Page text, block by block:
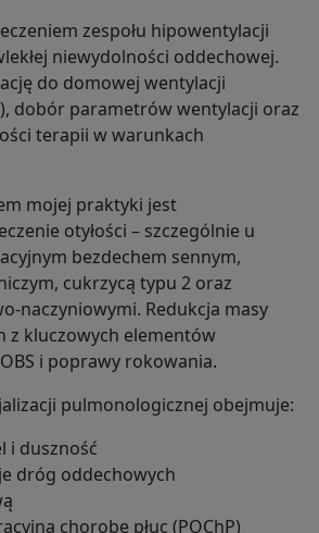
zespołu hipowentylacji
niewydolności oddechowej.
do domowej wentylacji
dobór parametrów wentylacji oraz
terapii w warunkach
mojej praktyki jest
otyłości – szczególnie u
bezdechem sennym,
cukrzycą typu 2 oraz
naczyniowymi. Redukcja masy
z kluczowych elementów
i poprawy rokowania.
pulmonologicznej obejmuje:
i duszność
dróg oddechowych
chorobę płuc (POChP)